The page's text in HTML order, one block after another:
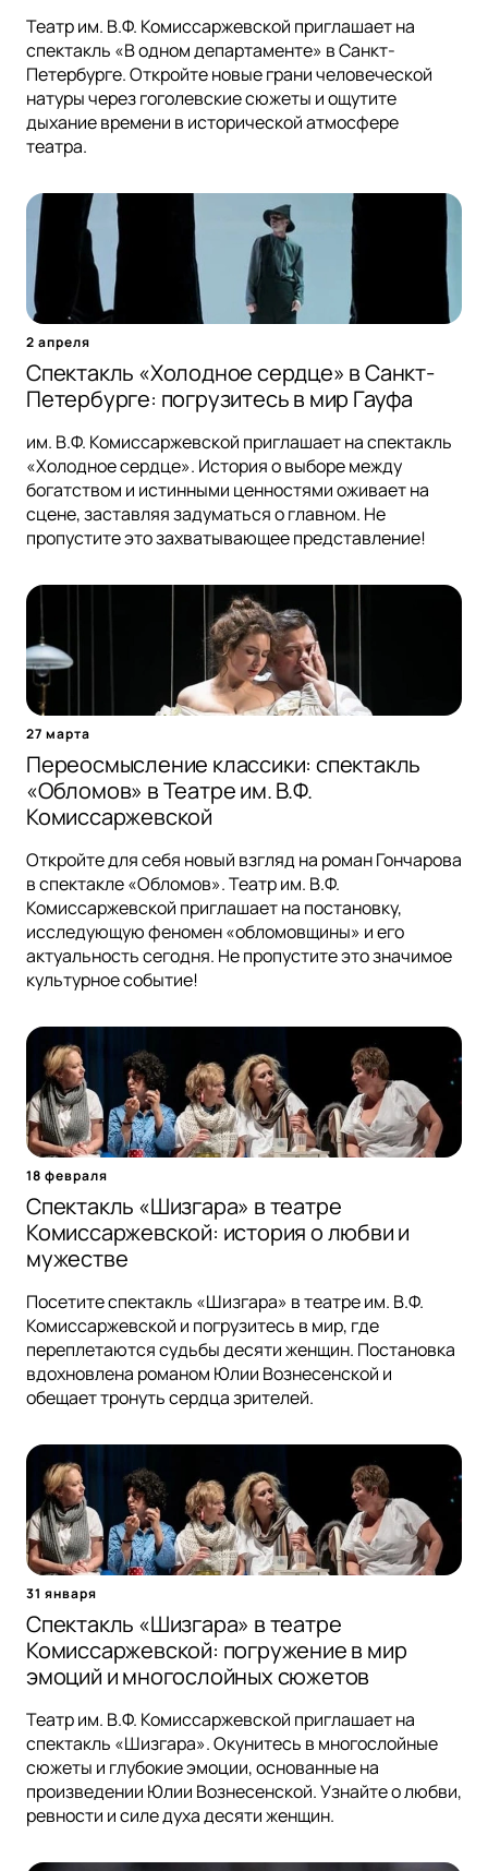
Театр им. В.Ф. Комиссаржевской приглашает на
спектакль «В одном департаменте» в Санкт-
Петербурге. Откройте новые грани человеческой
натуры через гоголевские сюжеты и ощутите
дыхание времени в исторической атмосфере
театра.
2 апреля
Спектакль «Холодное сердце» в Санкт-
Петербурге: погрузитесь в мир Гауфа
им. В.Ф. Комиссаржевской приглашает на спектакль
«Холодное сердце». История о выборе между
богатством и истинными ценностями оживает на
сцене, заставляя задуматься о главном. Не
пропустите это захватывающее представление!
27 марта
Переосмысление классики: спектакль
«Обломов» в Театре им. В.Ф.
Комиссаржевской
Откройте для себя новый взгляд на роман Гончарова
в спектакле «Обломов». Театр им. В.Ф.
Комиссаржевской приглашает на постановку,
исследующую феномен «обломовщины» и его
актуальность сегодня. Не пропустите это значимое
культурное событие!
18 февраля
Спектакль «Шизгара» в театре
Комиссаржевской: история о любви и
мужестве
Посетите спектакль «Шизгара» в театре им. В.Ф.
Комиссаржевской и погрузитесь в мир, где
переплетаются судьбы десяти женщин. Постановка
вдохновлена романом Юлии Вознесенской и
обещает тронуть сердца зрителей.
31 января
Спектакль «Шизгара» в театре
Комиссаржевской: погружение в мир
эмоций и многослойных сюжетов
Театр им. В.Ф. Комиссаржевской приглашает на
спектакль «Шизгара». Окунитесь в многослойные
сюжеты и глубокие эмоции, основанные на
произведении Юлии Вознесенской. Узнайте о любви,
ревности и силе духа десяти женщин.